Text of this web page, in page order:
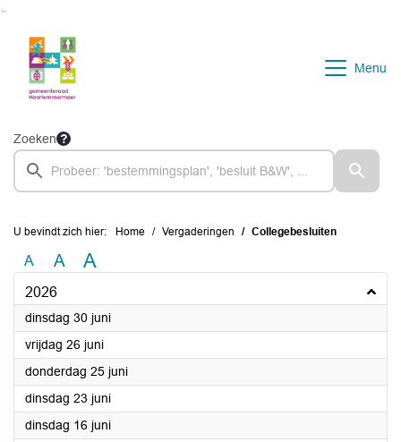
Menu
Zoeken
U bevindt zich hier: Home Vergaderingen Collegebesluiten
A A A
2026
dinsdag 30 juni2026
vrijdag 26 juni2026
donderdag 25 juni2026
dinsdag 23 juni2026
dinsdag 16 juni2026